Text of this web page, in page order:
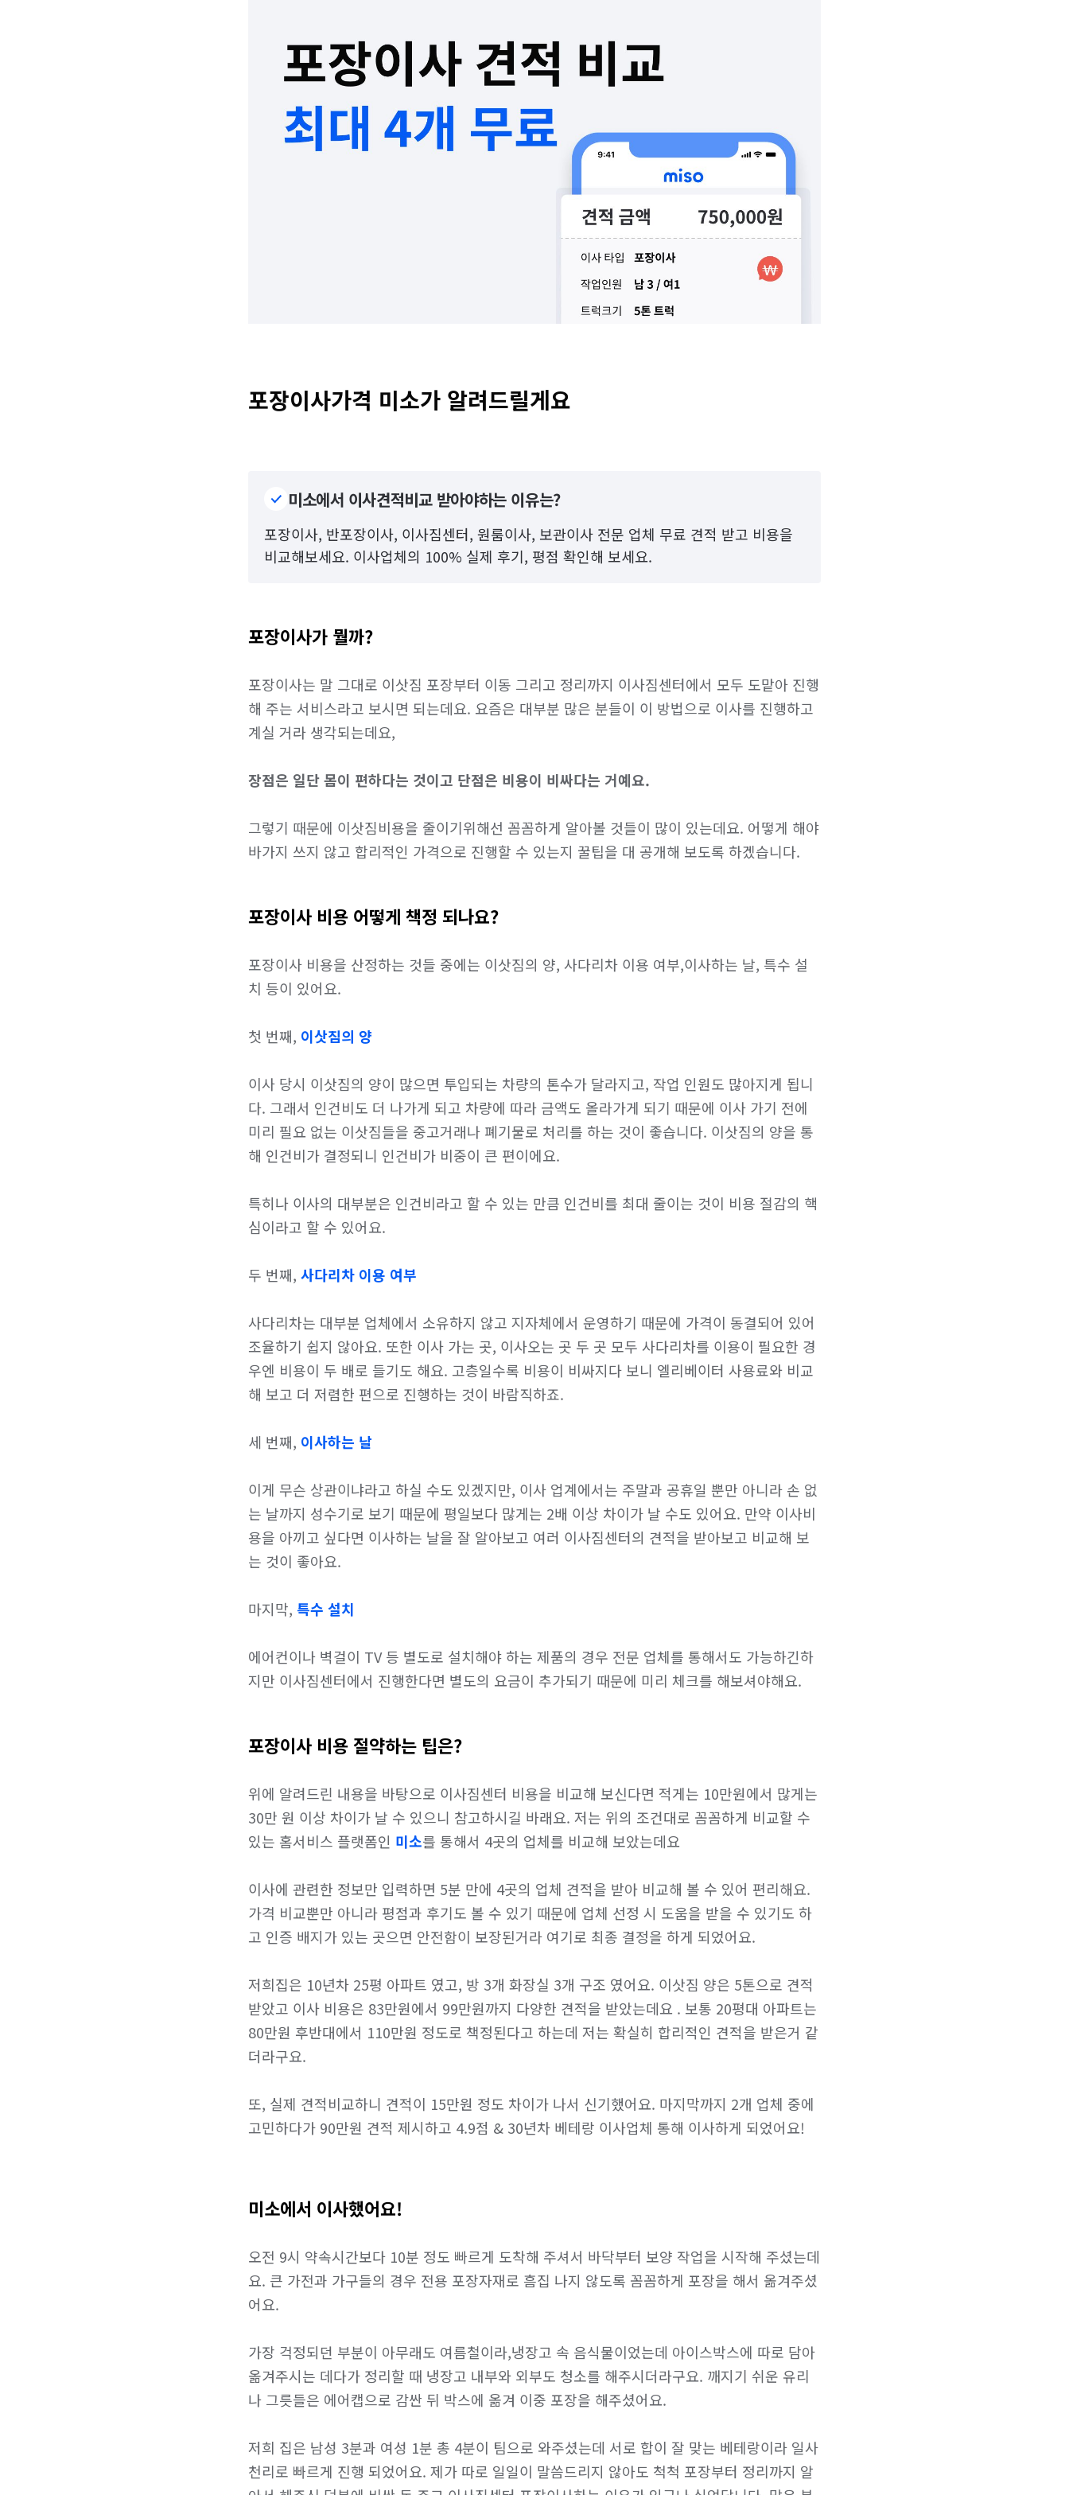
포장이사가격 미소가 알려드릴게요
미소에서 이사견적비교 받아야하는 이유는?
포장이사, 반포장이사, 이사짐센터, 원룸이사, 보관이사 전문 업체 무료 견적 받고 비용을
비교해보세요. 이사업체의 100% 실제 후기, 평점 확인해 보세요.
포장이사가 뭘까?
포장이사는 말 그대로 이삿짐 포장부터 이동 그리고 정리까지 이사짐센터에서 모두 도맡아 진행
해 주는 서비스라고 보시면 되는데요. 요즘은 대부분 많은 분들이 이 방법으로 이사를 진행하고
계실 거라 생각되는데요,
장점은 일단 몸이 편하다는 것이고 단점은 비용이 비싸다는 거예요.
그렇기 때문에 이삿짐비용을 줄이기위해선 꼼꼼하게 알아볼 것들이 많이 있는데요. 어떻게 해야
바가지 쓰지 않고 합리적인 가격으로 진행할 수 있는지 꿀팁을 대 공개해 보도록 하겠습니다.
포장이사 비용 어떻게 책정 되나요?
포장이사 비용을 산정하는 것들 중에는 이삿짐의 양, 사다리차 이용 여부,이사하는 날, 특수 설
치 등이 있어요.
첫 번째, 이삿짐의 양
이사 당시 이삿짐의 양이 많으면 투입되는 차량의 톤수가 달라지고, 작업 인원도 많아지게 됩니
다. 그래서 인건비도 더 나가게 되고 차량에 따라 금액도 올라가게 되기 때문에 이사 가기 전에
미리 필요 없는 이삿짐들을 중고거래나 폐기물로 처리를 하는 것이 좋습니다. 이삿짐의 양을 통
해 인건비가 결정되니 인건비가 비중이 큰 편이에요.
특히나 이사의 대부분은 인건비라고 할 수 있는 만큼 인건비를 최대 줄이는 것이 비용 절감의 핵
심이라고 할 수 있어요.
두 번째, 사다리차 이용 여부
사다리차는 대부분 업체에서 소유하지 않고 지자체에서 운영하기 때문에 가격이 동결되어 있어
조율하기 쉽지 않아요. 또한 이사 가는 곳, 이사오는 곳 두 곳 모두 사다리차를 이용이 필요한 경
우엔 비용이 두 배로 들기도 해요. 고층일수록 비용이 비싸지다 보니 엘리베이터 사용료와 비교
해 보고 더 저렴한 편으로 진행하는 것이 바람직하죠.
세 번째, 이사하는 날
이게 무슨 상관이냐라고 하실 수도 있겠지만, 이사 업계에서는 주말과 공휴일 뿐만 아니라 손 없
는 날까지 성수기로 보기 때문에 평일보다 많게는 2배 이상 차이가 날 수도 있어요. 만약 이사비
용을 아끼고 싶다면 이사하는 날을 잘 알아보고 여러 이사짐센터의 견적을 받아보고 비교해 보
는 것이 좋아요.
마지막, 특수 설치
에어컨이나 벽걸이 TV 등 별도로 설치해야 하는 제품의 경우 전문 업체를 통해서도 가능하긴하
지만 이사짐센터에서 진행한다면 별도의 요금이 추가되기 때문에 미리 체크를 해보셔야해요.
포장이사 비용 절약하는 팁은?
위에 알려드린 내용을 바탕으로 이사짐센터 비용을 비교해 보신다면 적게는 10만원에서 많게는
30만 원 이상 차이가 날 수 있으니 참고하시길 바래요. 저는 위의 조건대로 꼼꼼하게 비교할 수
있는 홈서비스 플랫폼인 미소를 통해서 4곳의 업체를 비교해 보았는데요
이사에 관련한 정보만 입력하면 5분 만에 4곳의 업체 견적을 받아 비교해 볼 수 있어 편리해요.
가격 비교뿐만 아니라 평점과 후기도 볼 수 있기 때문에 업체 선정 시 도움을 받을 수 있기도 하
고 인증 배지가 있는 곳으면 안전함이 보장된거라 여기로 최종 결정을 하게 되었어요.
저희집은 10년차 25평 아파트 였고, 방 3개 화장실 3개 구조 였어요. 이삿짐 양은 5톤으로 견적
받았고 이사 비용은 83만원에서 99만원까지 다양한 견적을 받았는데요 . 보통 20평대 아파트는
80만원 후반대에서 110만원 정도로 책정된다고 하는데 저는 확실히 합리적인 견적을 받은거 같
더라구요.
또, 실제 견적비교하니 견적이 15만원 정도 차이가 나서 신기했어요. 마지막까지 2개 업체 중에
고민하다가 90만원 견적 제시하고 4.9점 & 30년차 베테랑 이사업체 통해 이사하게 되었어요!
미소에서 이사했어요!
오전 9시 약속시간보다 10분 정도 빠르게 도착해 주셔서 바닥부터 보양 작업을 시작해 주셨는데
요. 큰 가전과 가구들의 경우 전용 포장자재로 흠집 나지 않도록 꼼꼼하게 포장을 해서 옮겨주셨
어요.
가장 걱정되던 부분이 아무래도 여름철이라,냉장고 속 음식물이었는데 아이스박스에 따로 담아
옮겨주시는 데다가 정리할 때 냉장고 내부와 외부도 청소를 해주시더라구요. 깨지기 쉬운 유리
나 그릇들은 에어캡으로 감싼 뒤 박스에 옮겨 이중 포장을 해주셨어요.
저희 집은 남성 3분과 여성 1분 총 4분이 팀으로 와주셨는데 서로 합이 잘 맞는 베테랑이라 일사
천리로 빠르게 진행 되었어요. 제가 따로 일일이 말씀드리지 않아도 척척 포장부터 정리까지 알